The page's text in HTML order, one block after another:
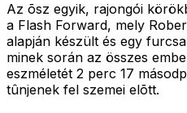
Az õsz egyik, rajongói
a Flash Forward, mely
alapján készült és egy
minek során az összes
eszméletét 2 perc 17
tûnjenek fel szemei elõtt.